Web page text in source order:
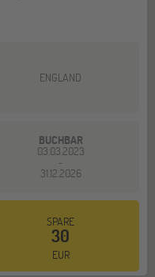
ENGLAND
BUCHBAR
03.03.2023
-
31.12.2026
SPARE
30
EUR